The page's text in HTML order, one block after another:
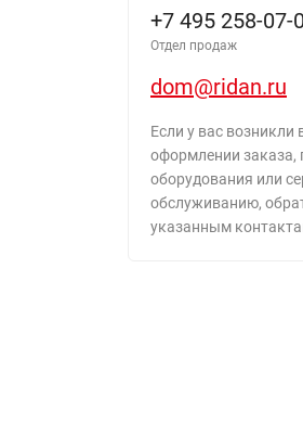
+7 495 258-07-
Отдел продаж
dom@ridan.ru
Если у вас возникли
оформлении заказа,
оборудования или
обслуживанию,
указанным